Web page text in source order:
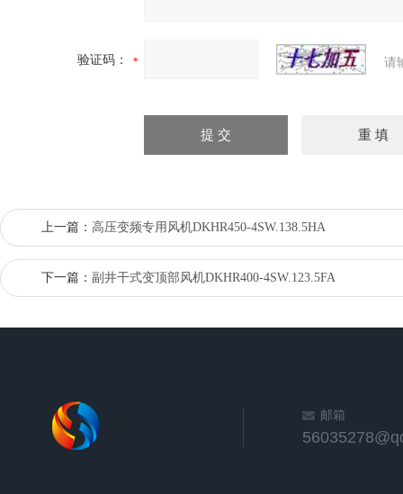
验证码： 请
上一篇： 高压变频专用风机DKHR450-4SW.138.5HA
下一篇： 副井干式变顶部风机DKHR400-4SW.123.5FA
邮箱